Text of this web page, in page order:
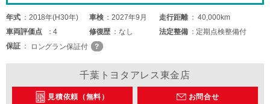
年式 2018年(H30年) 車検 2027年9月 走行距離
40,000km
車両評価点 4 修復歴 なし 法定整備
定期点検整備付
保証
ロングラン保証付
千葉トヨタアレス東金店
見積依頼（無料） お問合せ